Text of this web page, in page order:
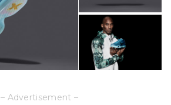
– Advertisement –